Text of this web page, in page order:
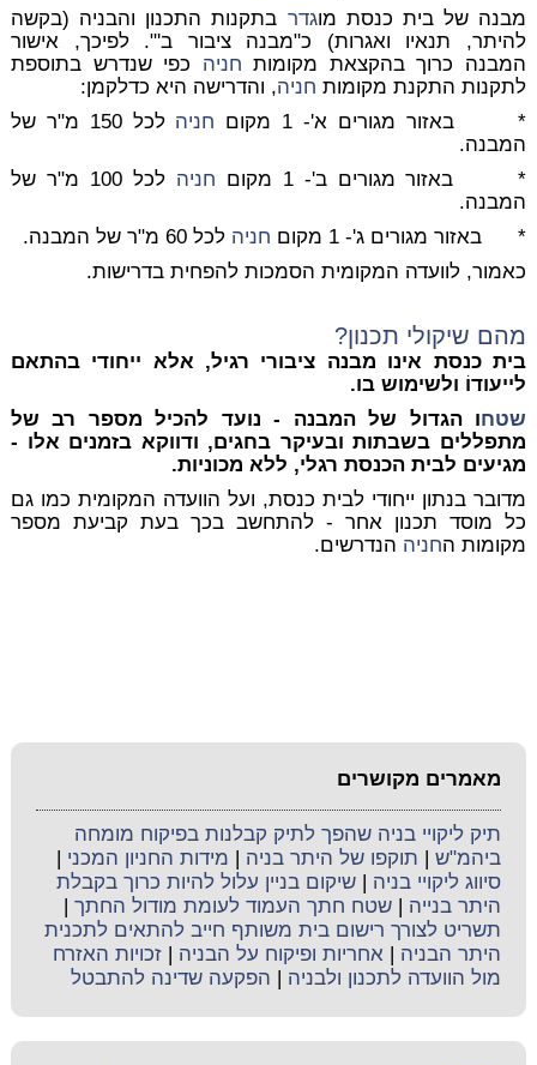
מבנה של בית כנסת מוגדר בתקנות התכנון והבניה (בקשה
להיתר, תנאיו ואגרות) כ"מבנה ציבור ב'". לפיכך, אישור
המבנה כרוך בהקצאת מקומות חניה כפי שנדרש בתוספת
לתקנות התקנת מקומות חניה, והדרישה היא כדלקמן:
* באזור מגורים א'- 1 מקום
חניה
לכל 150 מ"ר של
המבנה.
* באזור מגורים ב'- 1 מקום
חניה
לכל 100 מ"ר של
המבנה.
* באזור מגורים ג'- 1 מקום
חניה לכל 60 מ"ר של המבנה.
כאמור, לוועדה המקומית הסמכות להפחית בדרישות.
מהם שיקולי תכנון?
בית כנסת אינו מבנה ציבורי רגיל, אלא ייחודי בהתאם
לייעודוֹ ולשימוש בו.
שטחו הגדול של המבנה - נועד להכיל מספר רב של
מתפללים בשבתות ובעיקר בחגים, ודווקא בזמנים אלו -
מגיעים לבית הכנסת רגלי, ללא מכוניות.
מדובר בנתון ייחודי לבית כנסת, ועל הוועדה המקומית כמו גם
כל מוסד תכנון אחר - להתחשב בכך בעת קביעת מספר
מקומות החניה הנדרשים.
מאמרים מקושרים
תיק ליקויי בניה שהפך לתיק קבלנות בפיקוח מומחה
ביהמ"ש
תוקפו של היתר בניה מידות החניון המכני
סיווג ליקויי בניה |שיקום בניין עלול להיות כרוך בקבלת
היתר בנייה |שטח חתך העמוד לעומת מודול החתך
תשריט לצורך רישום בית משותף חייב להתאים לתכנית
היתר הבניה |אחריות ופיקוח על הבניה |זכויות האזרח
מול הוועדה לתכנון ולבניה
הפקעה שדינה להתבטל